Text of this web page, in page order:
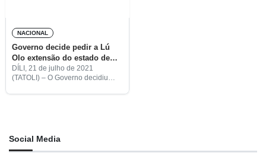
NACIONAL
Governo decide pedir a Lú
Olo extensão do estado de
emergência
DÍLI, 21 de julho de 2021
(TATOLI) – O Governo decidiu
Social Media